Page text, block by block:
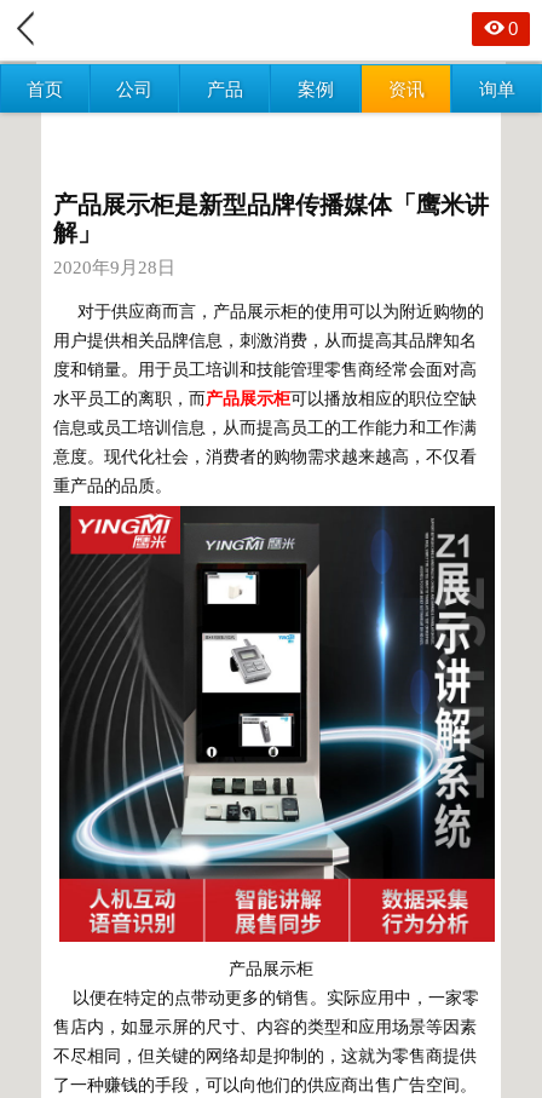
首页 公司 产品 案例 资讯 询单
0
产品展示柜是新型品牌传播媒体「鹰米讲
解」
2020年9月28日
对于供应商而言，产品展示柜的使用可以为附近购物的
用户提供相关品牌信息，刺激消费，从而提高其品牌知名
度和销量。用于员工培训和技能管理零售商经常会面对高
水平员工的离职，而 产品展示柜可以播放相应的职位空缺
信息或员工培训信息，从而提高员工的工作能力和工作满
意度。现代化社会，消费者的购物需求越来越高，不仅看
重产品的品质。
产品展示柜
以便在特定的点带动更多的销售。实际应用中，一家零
售店内，如显示屏的尺寸、内容的类型和应用场景等因素
不尽相同，但关键的网络却是抑制的，这就为零售商提供
了一种赚钱的手段，可以向他们的供应商出售广告空间。